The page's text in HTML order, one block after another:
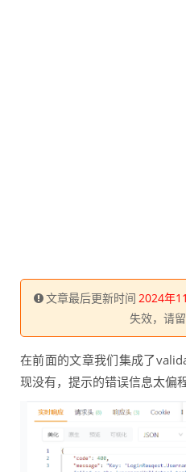
文章最后更新时间 2024年
失效，请留
在前面的文章我们集成了
现没有，提示的错误信息太偏